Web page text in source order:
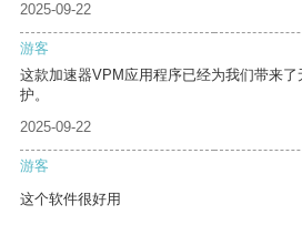
2025-09-22
游客
这款加速器VPM应用程序已经为我们带来
护。
2025-09-22
游客
这个软件很好用